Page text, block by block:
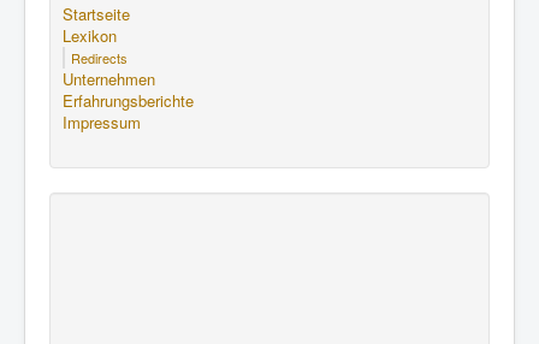
Startseite
Lexikon
Redirects
Unternehmen
Erfahrungsberichte
Impressum